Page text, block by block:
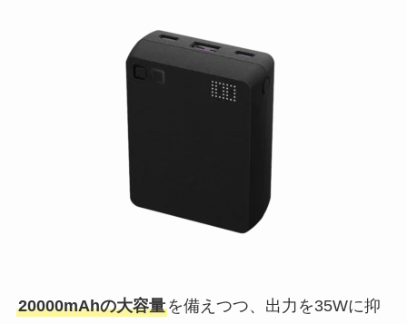
20000mAhの大容量を備えつつ、出力を35Wに抑